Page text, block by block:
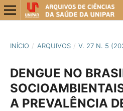
INÍCIO / ARQUIVOS / V. 27 N. 5
DENGUE NO
A PREVALÊNCIA